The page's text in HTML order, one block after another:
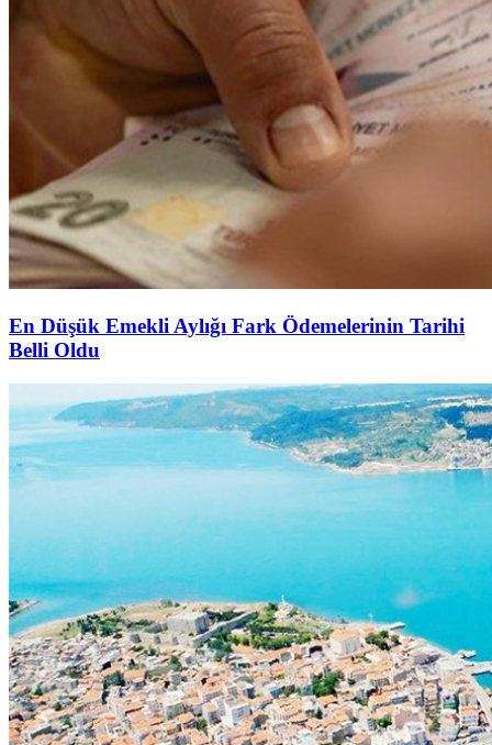
En Düşük Emekli Aylığı Fark Ödemelerinin Tarihi
Belli Oldu